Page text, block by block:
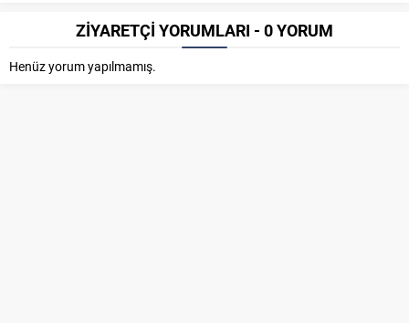
ZİYARETÇİ YORUMLARI - 0 YORUM
Henüz yorum yapılmamış.